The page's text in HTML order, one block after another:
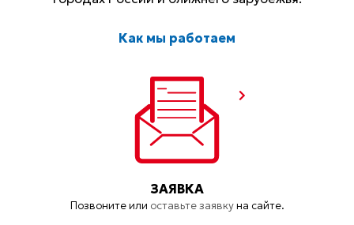
Как мы работаем
ЗАЯВКА
Позвоните или оставьте заявкуна сайте.